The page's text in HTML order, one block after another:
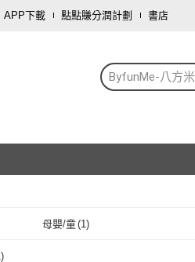
APP下載 點點賺分潤計劃 書店
ByfunMe-八方米
母嬰/童(1)
)